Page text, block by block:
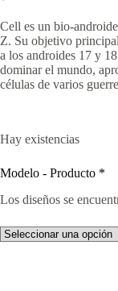
Cell es un bio-
Z. Su objetivo
a los androides 17 y
dominar el mundo,
células de varios
Hay existencias
Modelo - Producto *
Los diseños se